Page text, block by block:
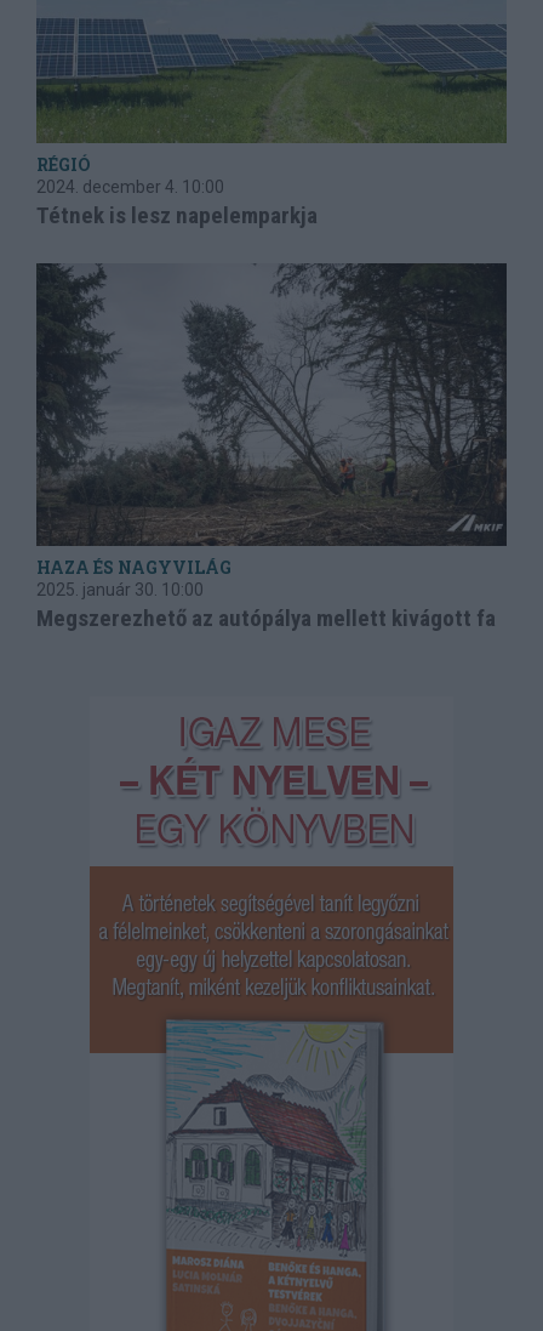
RÉGIÓ
2024. december 4. 10:00
Tétnek is lesz napelemparkja
HAZA ÉS NAGYVILÁG
2025. január 30. 10:00
Megszerezhető az autópálya mellett kivágott fa